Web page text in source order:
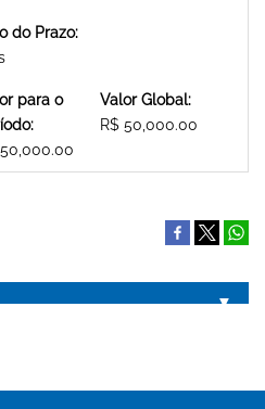
do Prazo:
para o
Valor Global:
R$ 50,000.00